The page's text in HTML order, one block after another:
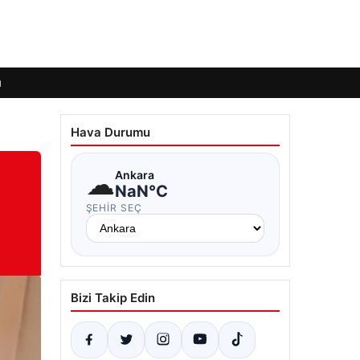
Hava Durumu
☁Ankara
NaN°C
ŞEHIR SEÇ
Bizi Takip Edin